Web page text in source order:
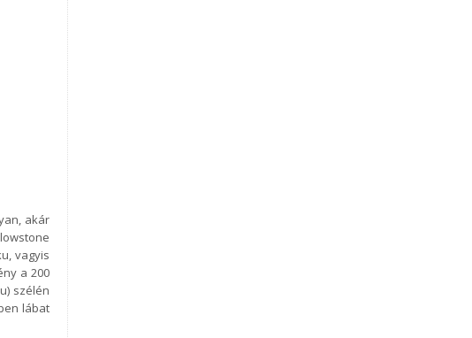
akár
vagyis
a 200
szélén
lábat